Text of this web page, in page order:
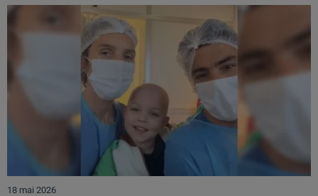
18 mai 2026